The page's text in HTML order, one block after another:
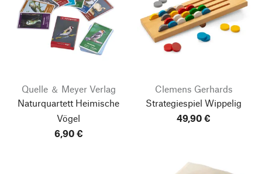
Quelle ＆ Meyer Verlag
Naturquartett Heimische
Vögel
6,90 €
Clemens Gerhards
Strategiespiel Wippelig
49,90 €